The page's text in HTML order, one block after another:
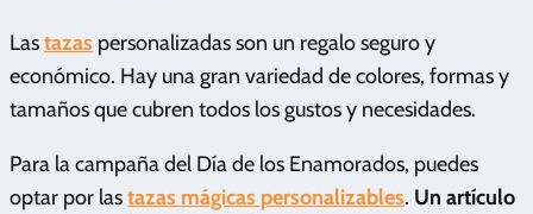
Lastazas personalizadas son un regalo seguro y
económico. Hay una gran variedad de colores, formas y
tamaños que cubren todos los gustos y necesidades.
Para la campaña del Día de los Enamorados, puedes
optar por lastazas mágicas personalizables. Un artículo